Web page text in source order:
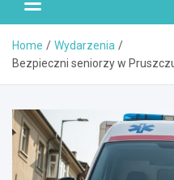
Home
Wydarzenia
Bezpieczni seniorzy w